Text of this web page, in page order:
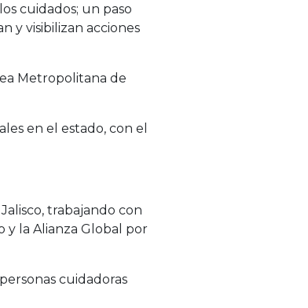
cuidados; un paso
y visibilizan acciones
Metropolitana de
en el estado, con el
trabajando con
y la Alianza Global por
cuidadoras